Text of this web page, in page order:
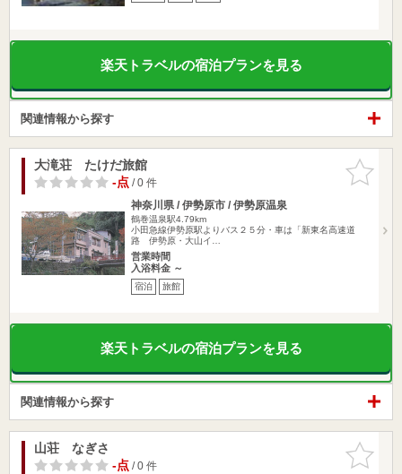
楽天トラベルの宿泊プランを見る
関連情報から探す
お気に入
りに追加
大滝荘 たけだ旅館
-点/ 0 件
神奈川県 / 伊勢原市 / 伊勢原温泉
鶴巻温泉駅4.79km
小田急線伊勢原駅よりバス２５分・車は「新東名高速道
路 伊勢原・大山イ…
営業時間
入浴料金 ～
宿泊 旅館
楽天トラベルの宿泊プランを見る
関連情報から探す
お気に入
りに追加
山荘 なぎさ
-点/ 0 件